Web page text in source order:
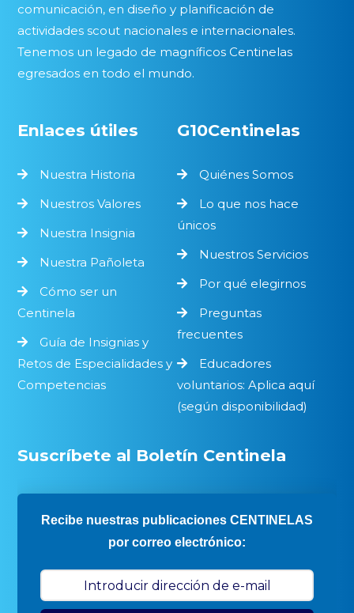
comunicación, en diseño y planificación de
actividades scout nacionales e internacionales.
Tenemos un legado de magníficos Centinelas
egresados en todo el mundo.
Enlaces útiles
Nuestra Historia
Nuestros Valores
Nuestra Insignia
Nuestra Pañoleta
Cómo ser un
Centinela
Guía de Insignias y
Retos de Especialidades y
Competencias
G10Centinelas
Quiénes Somos
Lo que nos hace
únicos
Nuestros Servicios
Por qué elegirnos
Preguntas
frecuentes
Educadores
voluntarios: Aplica aquí
(según disponibilidad)
Suscríbete al Boletín Centinela
Recibe nuestras publicaciones CENTINELAS
por correo electrónico: